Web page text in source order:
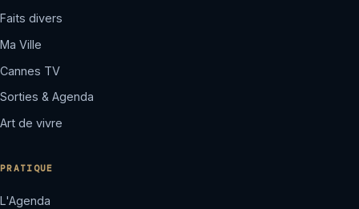
Faits divers
Ma Ville
Cannes TV
Sorties & Agenda
Art de vivre
PRATIQUE
L'Agenda